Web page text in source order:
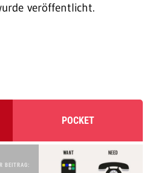
veröffentlicht.
POCKET
BEITRAG: